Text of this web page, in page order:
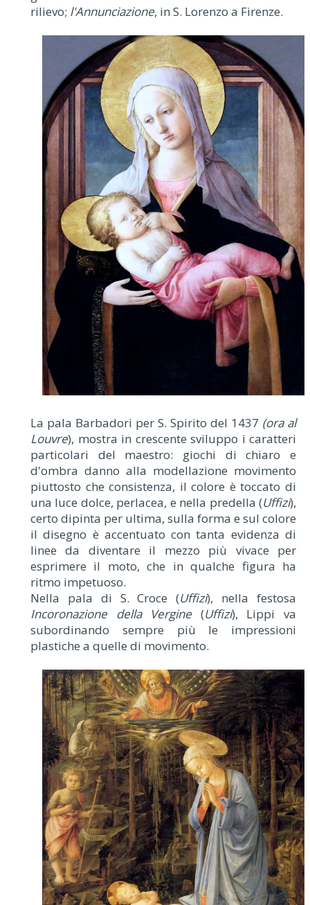
rilievo; l'Annunciazione, in S. Lorenzo a Firenze.
La pala Barbadori per S. Spirito del 1437 (ora al
Louvre), mostra in crescente sviluppo i caratteri
particolari del maestro: giochi di chiaro e
d'ombra danno alla modellazione movimento
piuttosto che consistenza, il colore è toccato di
una luce dolce, perlacea, e nella predella (Uffizi),
certo dipinta per ultima, sulla forma e sul colore
il disegno è accentuato con tanta evidenza di
linee da diventare il mezzo più vivace per
esprimere il moto, che in qualche figura ha
ritmo impetuoso.
Nella pala di S. Croce (Uffizi), nella festosa
Incoronazione della Vergine (Uffizi), Lippi va
subordinando sempre più le impressioni
plastiche a quelle di movimento.